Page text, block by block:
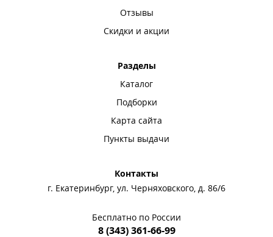
Отзывы
Скидки и акции
Разделы
Каталог
Подборки
Карта сайта
Пункты выдачи
Контакты
г. Екатеринбург, ул. Черняховского, д. 86/6
Бесплатно по России
8 (343) 361-66-99